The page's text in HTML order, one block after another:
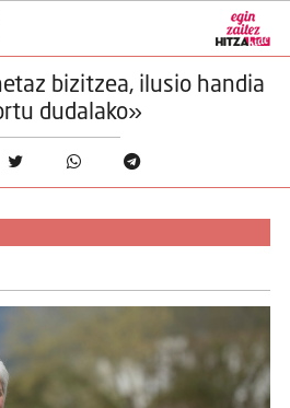
bizitzea, ilusio handia
dudalako»